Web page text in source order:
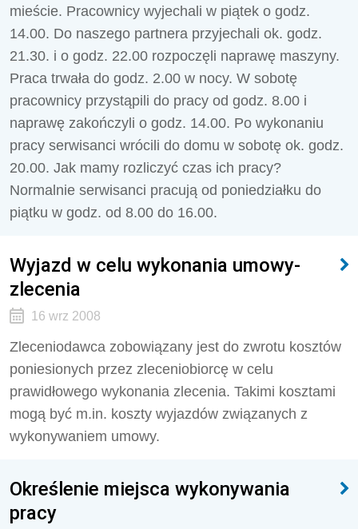
mieście. Pracownicy wyjechali w piątek o godz.
14.00. Do naszego partnera przyjechali ok. godz.
21.30. i o godz. 22.00 rozpoczęli naprawę maszyny.
Praca trwała do godz. 2.00 w nocy. W sobotę
pracownicy przystąpili do pracy od godz. 8.00 i
naprawę zakończyli o godz. 14.00. Po wykonaniu
pracy serwisanci wrócili do domu w sobotę ok. godz.
20.00. Jak mamy rozliczyć czas ich pracy?
Normalnie serwisanci pracują od poniedziałku do
piątku w godz. od 8.00 do 16.00.
Wyjazd w celu wykonania umowy-
zlecenia
16 wrz 2008
Zleceniodawca zobowiązany jest do zwrotu kosztów
poniesionych przez zleceniobiorcę w celu
prawidłowego wykonania zlecenia. Takimi kosztami
mogą być m.in. koszty wyjazdów związanych z
wykonywaniem umowy.
Określenie miejsca wykonywania
pracy